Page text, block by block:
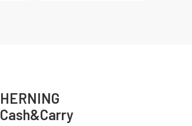
HERNING
Cash&Carry